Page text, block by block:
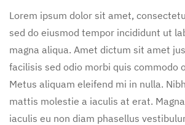
Lorem ipsum dolor sit amet,
sed do eiusmod tempor incididunt ut
magna aliqua. Amet dictum sit amet
facilisis sed odio morbi quis commodo
Metus aliquam eleifend mi in nulla.
mattis molestie a iaculis at erat.
iaculis eu non diam phasellus